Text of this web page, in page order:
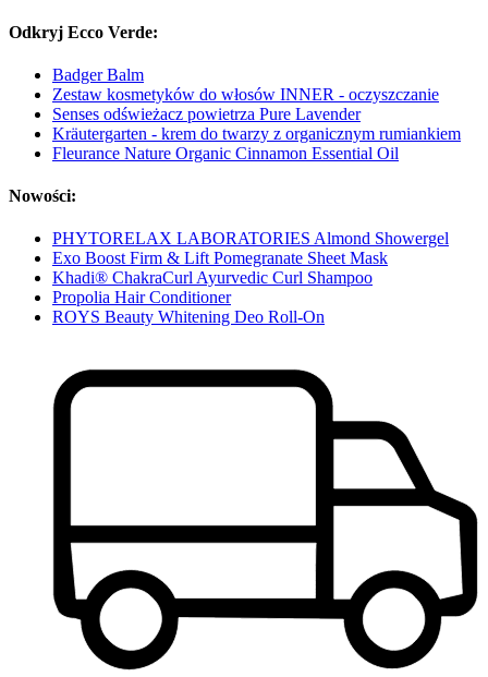
Odkryj Ecco Verde:
Badger Balm
Zestaw kosmetyków do włosów INNER - oczyszczanie
Senses odświeżacz powietrza Pure Lavender
Kräutergarten - krem do twarzy z organicznym rumiankiem
Fleurance Nature Organic Cinnamon Essential Oil
Nowości:
PHYTORELAX LABORATORIES Almond Showergel
Exo Boost Firm & Lift Pomegranate Sheet Mask
Khadi® ChakraCurl Ayurvedic Curl Shampoo
Propolia Hair Conditioner
ROYS Beauty Whitening Deo Roll-On